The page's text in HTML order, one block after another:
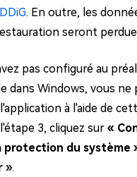
. En outre, les
seront
pas configuré au
dans Windows, vous ne
à l'aide de
3, cliquez sur «
protection du système
».